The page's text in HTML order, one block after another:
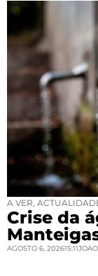
A VER,
Crise da
AGOSTO 6, 202615:11